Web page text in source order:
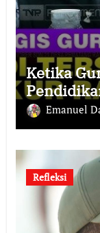
Ketika
Emanuel
Refleksi